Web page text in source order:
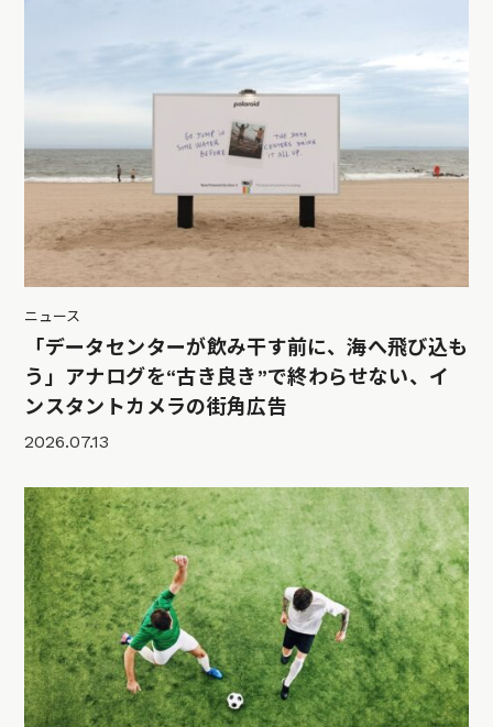
ニュース
「データセンターが飲み干す前に、海へ飛び込も
う」アナログを“古き良き”で終わらせない、イ
ンスタントカメラの街角広告
2026.07.13